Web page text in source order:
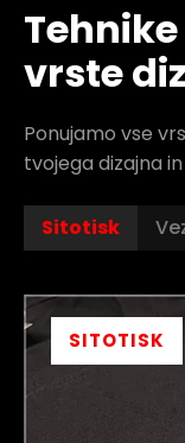
vrste
Ponujamo vse
tvojega dizajna
Sitotisk
SITOTISK